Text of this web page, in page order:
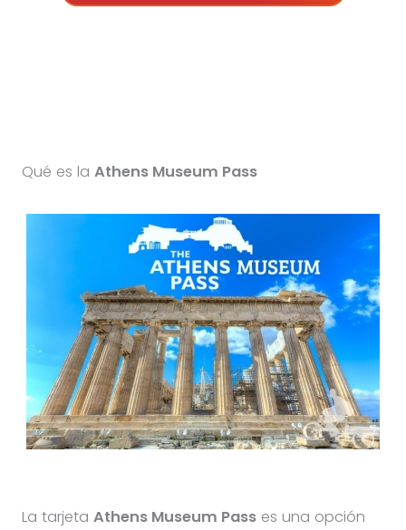
Qué es la Athens Museum Pass
La tarjeta Athens Museum Passes una opción